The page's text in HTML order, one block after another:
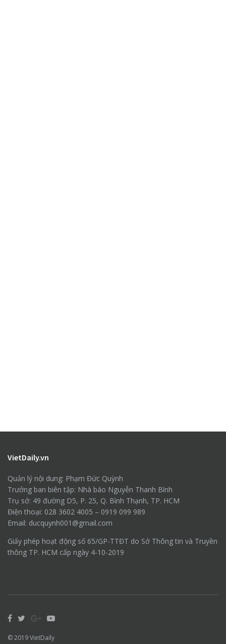
VietDaily.vn
Quản lý nội dung: Phạm Đức Quỳnh
Trưởng ban biên tập: Nhà báo Nguyễn Thanh Bình
Trụ sở: 49 đường D5, P. 25, Q. Bình Thạnh, TP. HCM
Điện thoại: 028 3602 4005 – 0919 099 989
Email: ducquynh001@gmail.com
Giấy phép hoạt động số 65/GP-TTĐT do Sở Thông tin và Truyền
thông TP. HCM cấp ngày 4-10-2019
© 2019VietDaily